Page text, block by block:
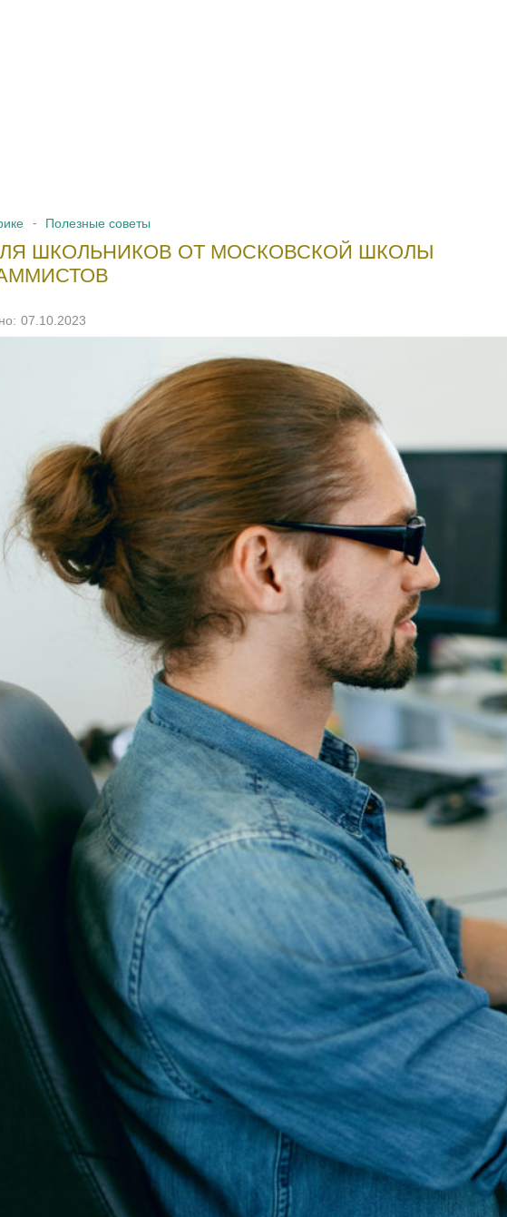
Полезные советы
ШКОЛЬНИКОВ ОТ МОСКОВСКОЙ ШКОЛЫ
07.10.2023